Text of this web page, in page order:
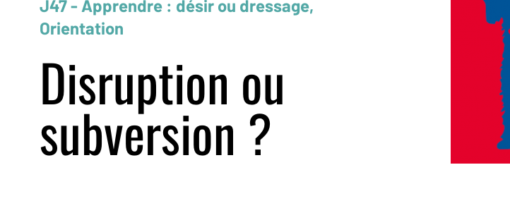
J47 - Apprendre : désir ou dressage,
Orientation
Disruption ou
subversion ?